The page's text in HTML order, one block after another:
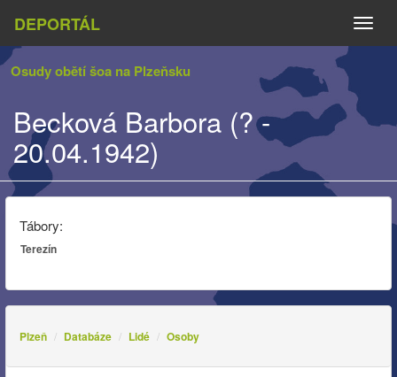
DEPORTÁL
Osudy obětí šoa na Plzeňsku
Becková Barbora (? -
20.04.1942)
Tábory:
Terezín
Plzeň Databáze Lidé Osoby